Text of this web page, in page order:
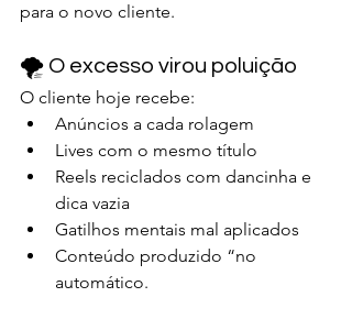
para o novo cliente.
🌪️ O excesso virou poluição
O cliente hoje recebe:
Anúncios a cada rolagem
Lives com o mesmo título
Reels reciclados com dancinha e
dica vazia
Gatilhos mentais mal aplicados
Conteúdo produzido “no
automático.